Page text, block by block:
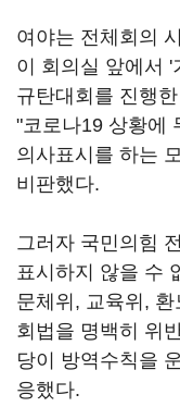
여야는 전체회의
이 회의실 앞에서
규탄대회를 진행
"코로나19 상황에
의사표시를 하는
비판했다.
그러자 국민의힘
표시하지 않을 수
문체위, 교육위,
회법을 명백히 위
당이 방역수칙을
응했다.